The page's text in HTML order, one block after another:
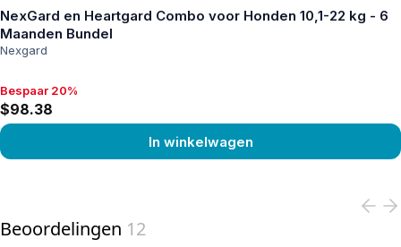
NexGard en Heartgard Combo voor Honden 10,1-22 kg - 6
Maanden Bundel
Nexgard
Bespaar 20%, $98.38
Bespaar 20%
$98.38
In winkelwagen
Beoordelingen 12